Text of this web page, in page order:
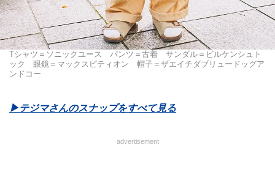
Tシャツ＝ソニックユース パンツ＝古着 サンダル＝ビルケンシュト
ック 眼鏡＝マックスピティオン 帽子＝ザエイチダブリュードッグア
ンドコー
▶︎テジマさんのスナップをすべて見る
advertisement